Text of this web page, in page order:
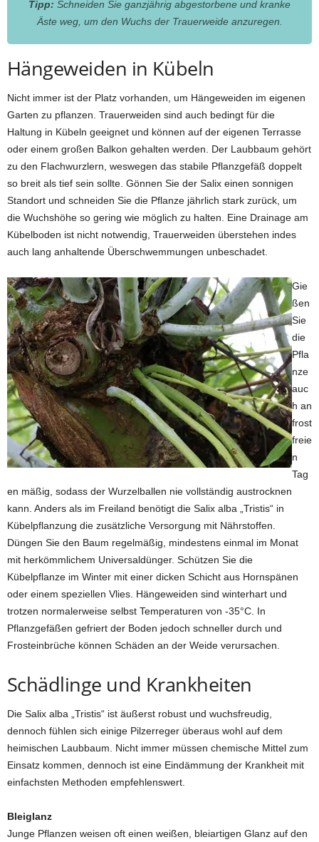
Tipp: Schneiden Sie ganzjährig abgestorbene und kranke
Äste weg, um den Wuchs der Trauerweide anzuregen.
Hängeweiden in Kübeln
Nicht immer ist der Platz vorhanden, um Hängeweiden im eigenen
Garten zu pflanzen. Trauerweiden sind auch bedingt für die
Haltung in Kübeln geeignet und können auf der eigenen Terrasse
oder einem großen Balkon gehalten werden. Der Laubbaum gehört
zu den Flachwurzlern, weswegen das stabile Pflanzgefäß doppelt
so breit als tief sein sollte. Gönnen Sie der Salix einen sonnigen
Standort und schneiden Sie die Pflanze jährlich stark zurück, um
die Wuchshöhe so gering wie möglich zu halten. Eine Drainage am
Kübelboden ist nicht notwendig, Trauerweiden überstehen indes
auch lang anhaltende Überschwemmungen unbeschadet.
Gie
ßen
Sie
die
Pfla
nze
auc
h an
frost
freie
n
Tag
en mäßig, sodass der Wurzelballen nie vollständig austrocknen
kann. Anders als im Freiland benötigt die Salix alba „Tristis“ in
Kübelpflanzung die zusätzliche Versorgung mit Nährstoffen.
Düngen Sie den Baum regelmäßig, mindestens einmal im Monat
mit herkömmlichem Universaldünger. Schützen Sie die
Kübelpflanze im Winter mit einer dicken Schicht aus Hornspänen
oder einem speziellen Vlies. Hängeweiden sind winterhart und
trotzen normalerweise selbst Temperaturen von -35°C. In
Pflanzgefäßen gefriert der Boden jedoch schneller durch und
Frosteinbrüche können Schäden an der Weide verursachen.
Schädlinge und Krankheiten
Die Salix alba „Tristis“ ist äußerst robust und wuchsfreudig,
dennoch fühlen sich einige Pilzerreger überaus wohl auf dem
heimischen Laubbaum. Nicht immer müssen chemische Mittel zum
Einsatz kommen, dennoch ist eine Eindämmung der Krankheit mit
einfachsten Methoden empfehlenswert.
Bleiglanz
Junge Pflanzen weisen oft einen weißen, bleiartigen Glanz auf den